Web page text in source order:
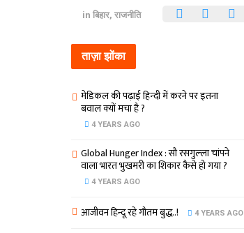
in बिहार, राजनीति
ताज़ा झोंका
मेडिकल की पढ़ाई हिन्‍दी में करने पर इतना
बवाल क्‍यों मचा है ?
4 YEARS AGO
Global Hunger Index : सौ रसगुल्‍ला चांपने
वाला भारत भुखमरी का शिकार कैसे हो गया ?
4 YEARS AGO
आजीवन हिन्दू रहे गौतम बुद्ध..! 4 YEARS AGO